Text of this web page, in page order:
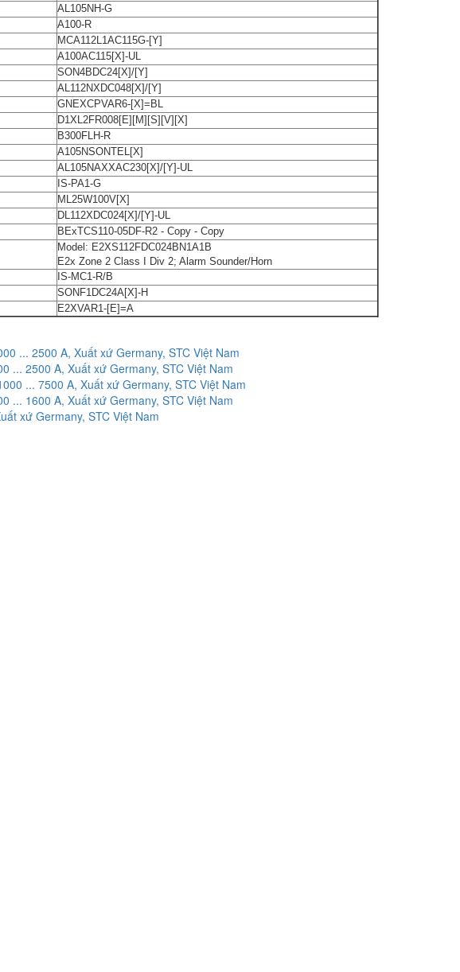
AL105NH-G
A100-R
MCA112L1AC115G-[Y]
A100AC115[X]-UL
SON4BDC24[X]/[Y]
AL112NXDC048[X]/[Y]
GNEXCPVAR6-[X]=BL
D1XL2FR008[E][M][S][V][X]
B300FLH-R
A105NSONTEL[X]
AL105NAXXAC230[X]/[Y]-UL
IS-PA1-G
ML25W100V[X]
DL112XDC024[X]/[Y]-UL
BExTCS110-05DF-R2 - Copy - Copy
Model: E2XS112FDC024BN1A1B
E2x Zone 2 Class I Div 2; Alarm Sounder/Horn
IS-MC1-R/B
SONF1DC24A[X]-H
E2XVAR1-[E]=A
... 2500 A, Xuất xứ Germany, STC Việt Nam
... 2500 A, Xuất xứ Germany, STC Việt Nam
... 7500 A, Xuất xứ Germany, STC Việt Nam
... 1600 A, Xuất xứ Germany, STC Việt Nam
xứ Germany, STC Việt Nam